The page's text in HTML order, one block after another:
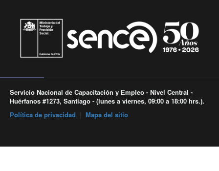
Servicio Nacional de Capacitación y Empleo - Nivel Central -
Huérfanos #1273, Santiago - (lunes a viernes, 09:00 a 18:00 hrs.).
Política de privacidad
Mapa del sitio